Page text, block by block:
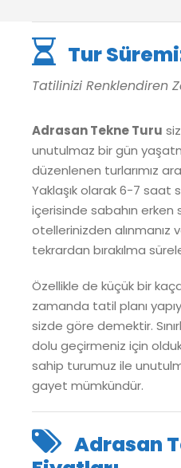
Tur
Tatilinizi Renklendiren
Adrasan Tekne Turu
unutulmaz bir gün
düzenlenen turlarımız
Yaklaşık olarak 6-7 saat
içerisinde sabahın erken
otellerinizden alınmanız
tekrardan bırakılma
Özellikle de küçük bir
zamanda tatil planı
sizde göre demektir.
dolu geçirmeniz için
sahip turumuz ile
gayet mümkündür.
Adrasan